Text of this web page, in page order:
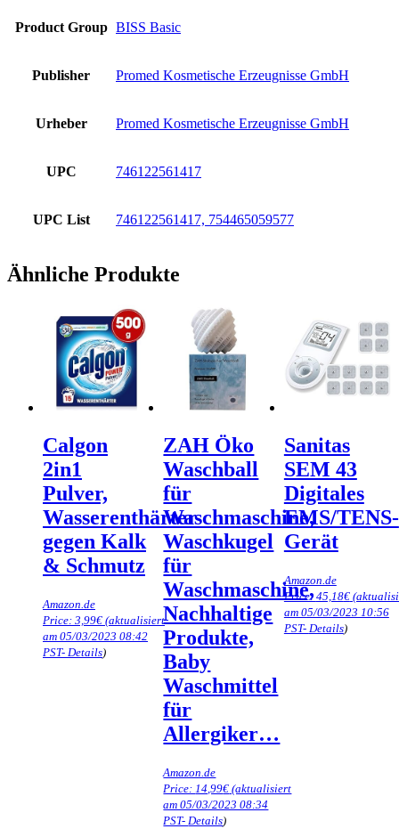
Product Group BISS Basic
Publisher Promed Kosmetische Erzeugnisse GmbH
Urheber Promed Kosmetische Erzeugnisse GmbH
UPC 746122561417
UPC List 746122561417, 754465059577
Ähnliche Produkte
Calgon
2in1
Pulver,
Wasserenthärter
gegen Kalk
& Schmutz
Amazon.de
Price: 3,99€ (aktualisiert
am 05/03/2023 08:42
PST- Details)
ZAH Öko
Waschball
für
Waschmaschine,
Waschkugel
für
Waschmaschine,
Nachhaltige
Produkte,
Baby
Waschmittel
für
Allergiker…
Amazon.de
Price: 14,99€ (aktualisiert
am 05/03/2023 08:34
PST- Details)
Sanitas
SEM 43
Digitales
EMS/TENS-
Gerät
Amazon.de
Price: 45,18€
am 05/03/2023 10:56
PST- Details)